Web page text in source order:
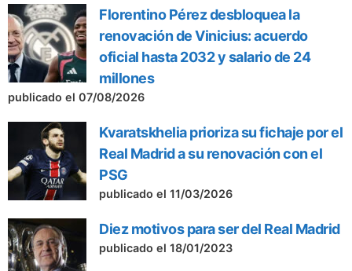
Florentino Pérez desbloquea la
renovación de Vinicius: acuerdo
oficial hasta 2032 y salario de 24
millones
publicado el 07/08/2026
Kvaratskhelia prioriza su fichaje por el
Real Madrid a su renovación con el
PSG
publicado el 11/03/2026
Diez motivos para ser del Real Madrid
publicado el 18/01/2023